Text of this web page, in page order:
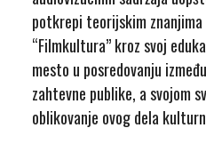
potkrepi teorijskim
“Filmkultura” kroz svoj
mesto u posredovanju
zahtevne publike, a svojom
oblikovanje ovog dela